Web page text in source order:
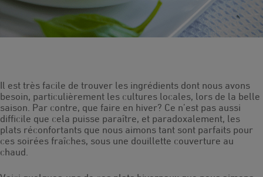
Il est très facile de trouver les ingrédients dont nous avons
besoin, particulièrement les cultures locales, lors de la belle
saison. Par contre, que faire en hiver? Ce n’est pas aussi
difficile que cela puisse paraître, et paradoxalement, les
plats réconfortants que nous aimons tant sont parfaits pour
ces soirées fraîches, sous une douillette couverture au
chaud.